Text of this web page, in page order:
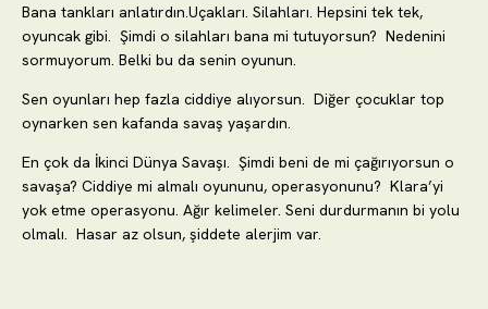
Bana tankları anlatırdın.Uçakları. Silahları. Hepsini tek tek,
oyuncak gibi. Şimdi o silahları bana mi tutuyorsun? Nedenini
sormuyorum. Belki bu da senin oyunun.
Sen oyunları hep fazla ciddiye alıyorsun. Diğer çocuklar top
oynarken sen kafanda savaş yaşardın.
En çok da İkinci Dünya Savaşı. Şimdi beni de mi çağırıyorsun o
savaşa? Ciddiye mi almalı oyununu, operasyonunu? Klara’yi
yok etme operasyonu. Ağır kelimeler. Seni durdurmanın bi yolu
olmalı. Hasar az olsun, şiddete alerjim var.